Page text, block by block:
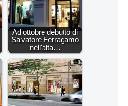
Ad ottobre debutto di
Salvatore Ferragamo
nell'alta…